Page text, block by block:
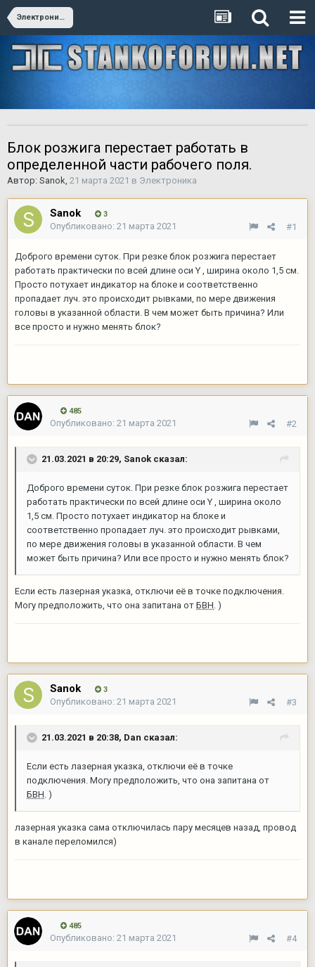
Электроника
Блок розжига перестает работать в
определенной части рабочего поля.
Автор: Sanok, 21 марта 2021 в Электроника
Sanok 3
#1
Опубликовано: 21 марта 2021
Доброго времени суток. При резке блок розжига перестает
работать практически по всей длине оси Y , ширина около 1,5 см.
Просто потухает индикатор на блоке и соответственно
пропадает луч. это происходит рывками, по мере движения
головы в указанной области. В чем может быть причина? Или
все просто и нужно менять блок?
485
#2
Опубликовано: 21 марта 2021
21.03.2021 в 20:29, Sanok сказал:
Доброго времени суток. При резке блок розжига перестает
работать практически по всей длине оси Y , ширина около
1,5 см. Просто потухает индикатор на блоке и
соответственно пропадает луч. это происходит рывками,
по мере движения головы в указанной области. В чем
может быть причина? Или все просто и нужно менять блок?
Если есть лазерная указка, отключи её в точке подключения.
Могу предположить, что она запитана от БВН. )
Sanok 3
#3
Опубликовано: 21 марта 2021
21.03.2021 в 20:38, Dan сказал:
Если есть лазерная указка, отключи её в точке
подключения. Могу предположить, что она запитана от
БВН. )
лазерная указка сама отключилась пару месяцев назад, провод
в канале переломился)
485
#4
Опубликовано: 21 марта 2021